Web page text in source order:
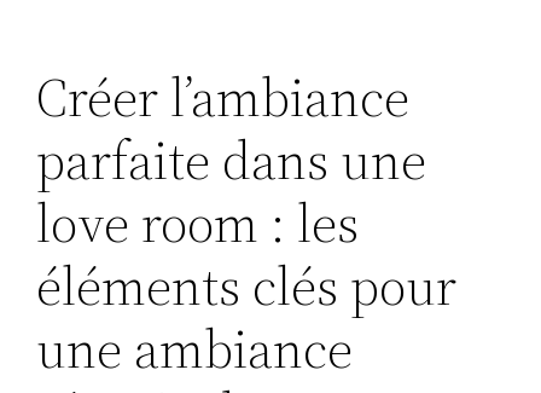
Créer l’ambiance
parfaite dans une
love room : les
éléments clés pour
une ambiance